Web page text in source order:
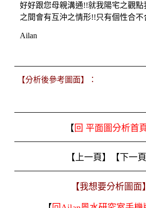
好好跟您母親溝通!!就我陽宅之觀點
之間會有互沖之情形!!只有個性合
Ailan
【分析後參考圖面】：
【 回 平面圖分析首
【 上一頁】【下一頁
【我想要分析圖面】